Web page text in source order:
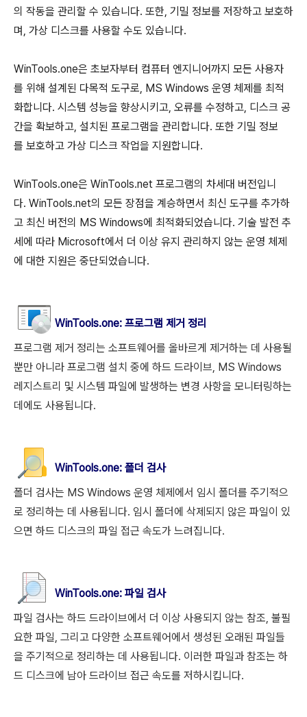
의 작동을 관리할 수 있습니다. 또한, 기밀 정보를 저장하고 보호하
며, 가상 디스크를 사용할 수도 있습니다.
WinTools.one은 초보자부터 컴퓨터 엔지니어까지 모든 사용자
를 위해 설계된 다목적 도구로, MS Windows 운영 체제를 최적
화합니다. 시스템 성능을 향상시키고, 오류를 수정하고, 디스크 공
간을 확보하고, 설치된 프로그램을 관리합니다. 또한 기밀 정보
를 보호하고 가상 디스크 작업을 지원합니다.
WinTools.one은 WinTools.net 프로그램의 차세대 버전입니
다. WinTools.net의 모든 장점을 계승하면서 최신 도구를 추가하
고 최신 버전의 MS Windows에 최적화되었습니다. 기술 발전 추
세에 따라 Microsoft에서 더 이상 유지 관리하지 않는 운영 체제
에 대한 지원은 중단되었습니다.
WinTools.one: 프로그램 제거 정리
프로그램 제거 정리는 소프트웨어를 올바르게 제거하는 데 사용될
뿐만 아니라 프로그램 설치 중에 하드 드라이브, MS Windows
레지스트리 및 시스템 파일에 발생하는 변경 사항을 모니터링하는
데에도 사용됩니다.
WinTools.one: 폴더 검사
폴더 검사는 MS Windows 운영 체제에서 임시 폴더를 주기적으
로 정리하는 데 사용됩니다. 임시 폴더에 삭제되지 않은 파일이 있
으면 하드 디스크의 파일 접근 속도가 느려집니다.
WinTools.one: 파일 검사
파일 검사는 하드 드라이브에서 더 이상 사용되지 않는 참조, 불필
요한 파일, 그리고 다양한 소프트웨어에서 생성된 오래된 파일들
을 주기적으로 정리하는 데 사용됩니다. 이러한 파일과 참조는 하
드 디스크에 남아 드라이브 접근 속도를 저하시킵니다.